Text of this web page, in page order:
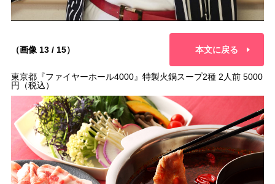
（画像 13 / 15） 本文に戻る
東京都『ファイヤーホール4000』特製火鍋スープ2種 2人前 5000
円（税込）